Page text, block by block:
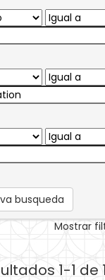
busqueda
Mostrar
1-1 de